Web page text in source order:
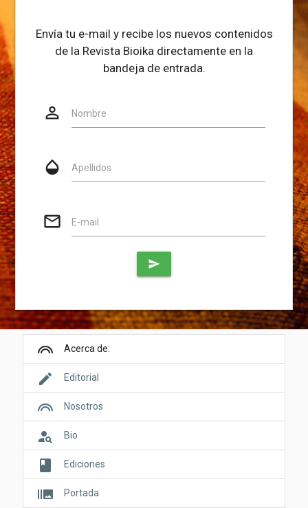
Envía tu e-mail y recibe los nuevos contenidos
de la Revista Bioika directamente en la
bandeja de entrada.
person_outline Nombre
opacity Apellidos
mail_outline E-mail
Website
send
looks Acerca de:
edit Editorial
looks Nosotros
person_search Bio
book Ediciones
burst_mode Portada